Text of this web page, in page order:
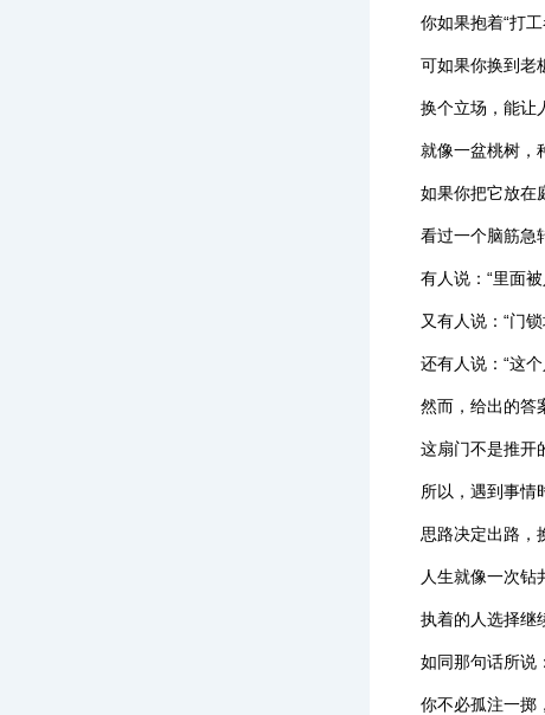
你如果抱着“打
可如果你换到老
换个立场，能让
就像一盆桃树，
如果你把它放在
看过一个脑筋急
有人说：“里面
又有人说：“门
还有人说：“这
然而，给出的答
这扇门不是推开
所以，遇到事情
思路决定出路，
人生就像一次钻
执着的人选择继
如同那句话所说
你不必孤注一掷